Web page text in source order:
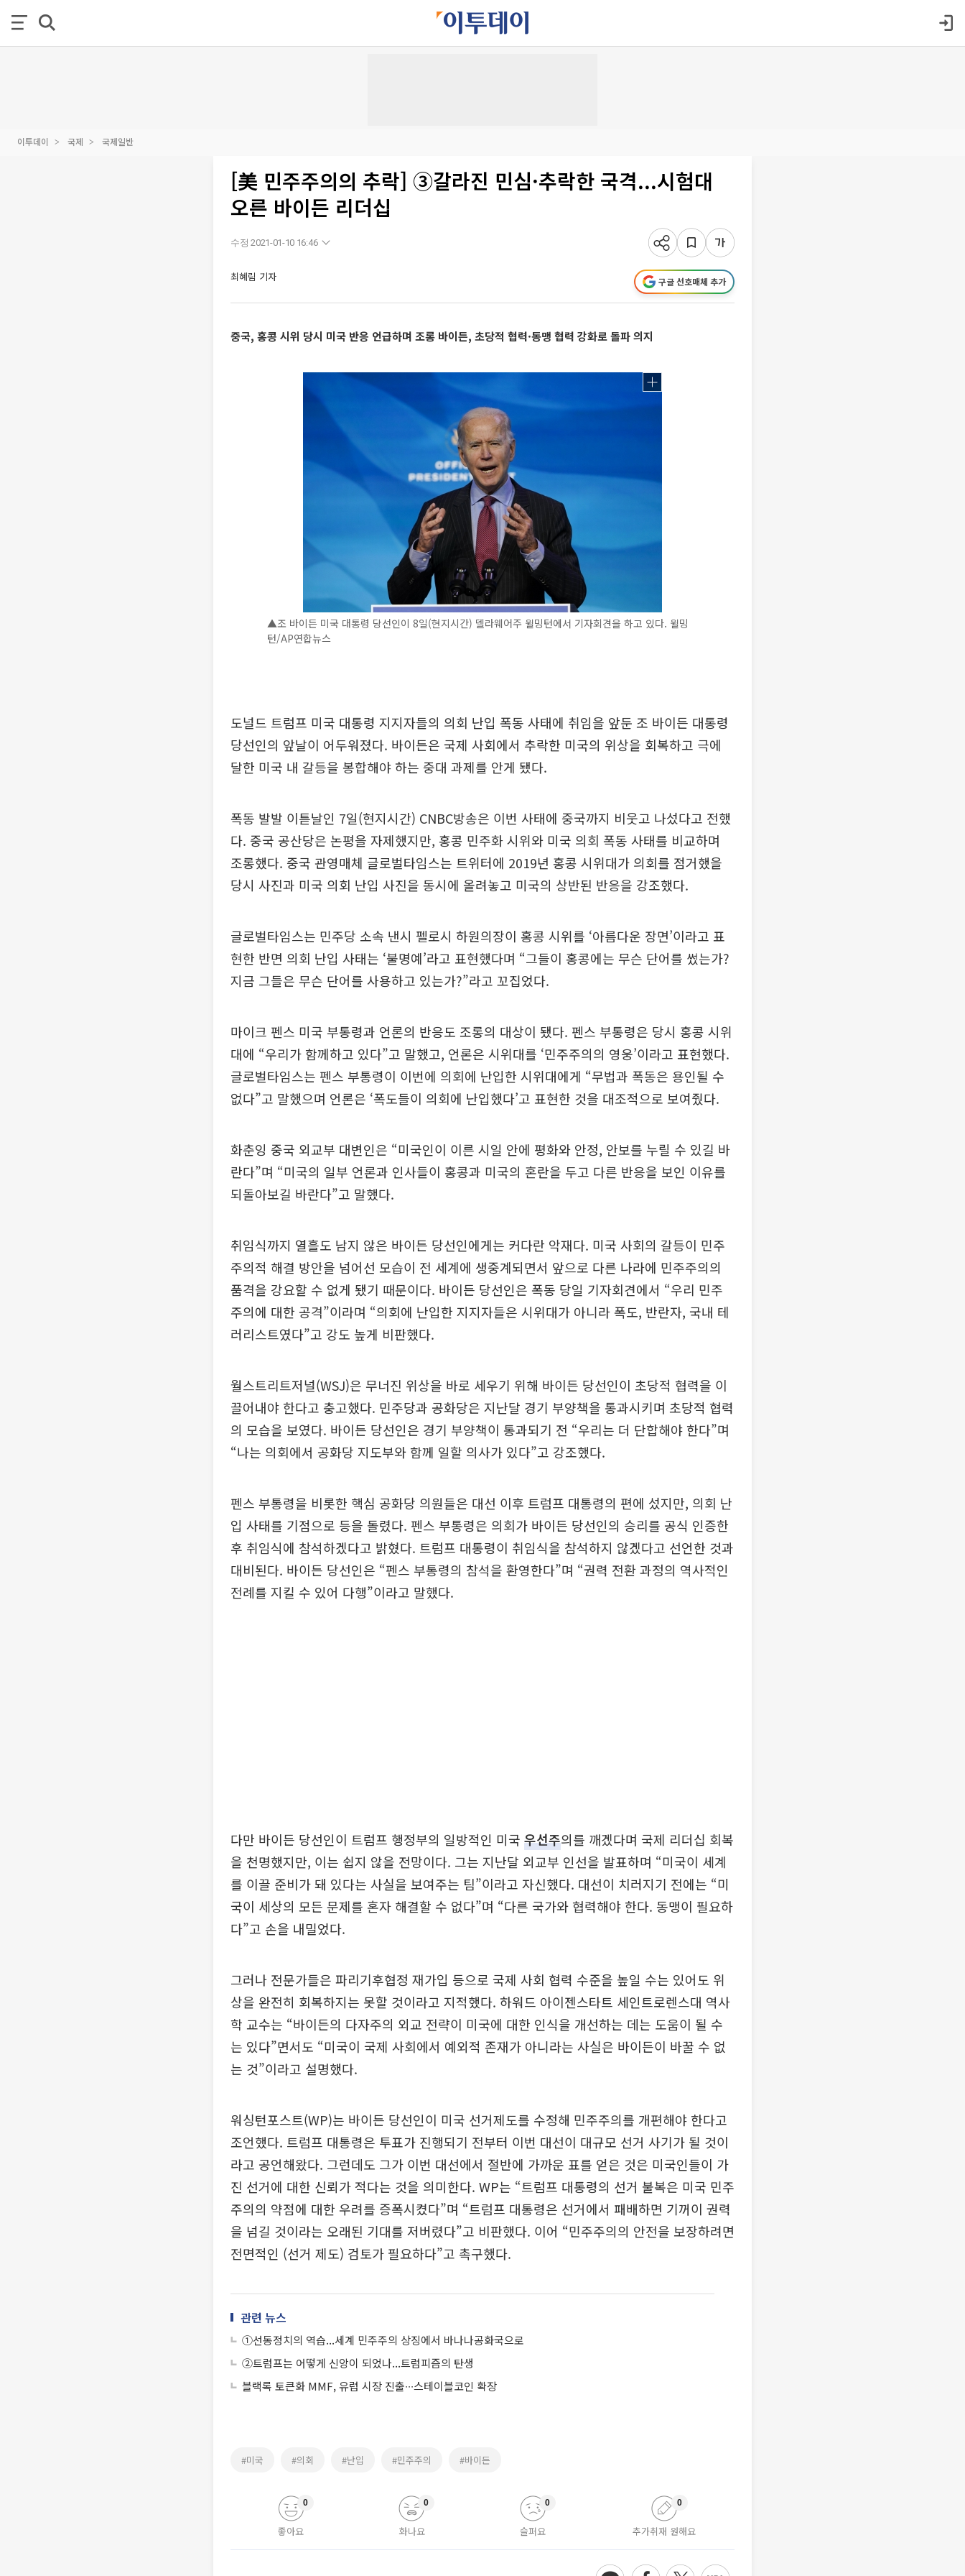
이투데이 국제 국제일반
[美 민주주의의 추락] ③갈라진 민심·추락한 국격...시험대
오른 바이든 리더십
수정 2021-01-10 16:46
최혜림 기자 구글 선호매체 추가
중국, 홍콩 시위 당시 미국 반응 언급하며 조롱 바이든, 초당적 협력·동맹 협력 강화로 돌파 의지
▲조 바이든 미국 대통령 당선인이 8일(현지시간) 델라웨어주 윌밍턴에서 기자회견을 하고 있다. 윌밍
턴/AP연합뉴스
도널드 트럼프 미국 대통령 지지자들의 의회 난입 폭동 사태에 취임을 앞둔 조 바이든 대통령
당선인의 앞날이 어두워졌다. 바이든은 국제 사회에서 추락한 미국의 위상을 회복하고 극에
달한 미국 내 갈등을 봉합해야 하는 중대 과제를 안게 됐다.
폭동 발발 이튿날인 7일(현지시간) CNBC방송은 이번 사태에 중국까지 비웃고 나섰다고 전했
다. 중국 공산당은 논평을 자제했지만, 홍콩 민주화 시위와 미국 의회 폭동 사태를 비교하며
조롱했다. 중국 관영매체 글로벌타임스는 트위터에 2019년 홍콩 시위대가 의회를 점거했을
당시 사진과 미국 의회 난입 사진을 동시에 올려놓고 미국의 상반된 반응을 강조했다.
글로벌타임스는 민주당 소속 낸시 펠로시 하원의장이 홍콩 시위를 ‘아름다운 장면’이라고 표
현한 반면 의회 난입 사태는 ‘불명예’라고 표현했다며 “그들이 홍콩에는 무슨 단어를 썼는가?
지금 그들은 무슨 단어를 사용하고 있는가?”라고 꼬집었다.
마이크 펜스 미국 부통령과 언론의 반응도 조롱의 대상이 됐다. 펜스 부통령은 당시 홍콩 시위
대에 “우리가 함께하고 있다”고 말했고, 언론은 시위대를 ‘민주주의의 영웅’이라고 표현했다.
글로벌타임스는 펜스 부통령이 이번에 의회에 난입한 시위대에게 “무법과 폭동은 용인될 수
없다”고 말했으며 언론은 ‘폭도들이 의회에 난입했다’고 표현한 것을 대조적으로 보여줬다.
화춘잉 중국 외교부 대변인은 “미국인이 이른 시일 안에 평화와 안정, 안보를 누릴 수 있길 바
란다”며 “미국의 일부 언론과 인사들이 홍콩과 미국의 혼란을 두고 다른 반응을 보인 이유를
되돌아보길 바란다”고 말했다.
취임식까지 열흘도 남지 않은 바이든 당선인에게는 커다란 악재다. 미국 사회의 갈등이 민주
주의적 해결 방안을 넘어선 모습이 전 세계에 생중계되면서 앞으로 다른 나라에 민주주의의
품격을 강요할 수 없게 됐기 때문이다. 바이든 당선인은 폭동 당일 기자회견에서 “우리 민주
주의에 대한 공격”이라며 “의회에 난입한 지지자들은 시위대가 아니라 폭도, 반란자, 국내 테
러리스트였다”고 강도 높게 비판했다.
월스트리트저널(WSJ)은 무너진 위상을 바로 세우기 위해 바이든 당선인이 초당적 협력을 이
끌어내야 한다고 충고했다. 민주당과 공화당은 지난달 경기 부양책을 통과시키며 초당적 협력
의 모습을 보였다. 바이든 당선인은 경기 부양책이 통과되기 전 “우리는 더 단합해야 한다”며
“나는 의회에서 공화당 지도부와 함께 일할 의사가 있다”고 강조했다.
펜스 부통령을 비롯한 핵심 공화당 의원들은 대선 이후 트럼프 대통령의 편에 섰지만, 의회 난
입 사태를 기점으로 등을 돌렸다. 펜스 부통령은 의회가 바이든 당선인의 승리를 공식 인증한
후 취임식에 참석하겠다고 밝혔다. 트럼프 대통령이 취임식을 참석하지 않겠다고 선언한 것과
대비된다. 바이든 당선인은 “펜스 부통령의 참석을 환영한다”며 “권력 전환 과정의 역사적인
전례를 지킬 수 있어 다행”이라고 말했다.
다만 바이든 당선인이 트럼프 행정부의 일방적인 미국 우선주의를 깨겠다며 국제 리더십 회복
을 천명했지만, 이는 쉽지 않을 전망이다. 그는 지난달 외교부 인선을 발표하며 “미국이 세계
를 이끌 준비가 돼 있다는 사실을 보여주는 팀”이라고 자신했다. 대선이 치러지기 전에는 “미
국이 세상의 모든 문제를 혼자 해결할 수 없다”며 “다른 국가와 협력해야 한다. 동맹이 필요하
다”고 손을 내밀었다.
그러나 전문가들은 파리기후협정 재가입 등으로 국제 사회 협력 수준을 높일 수는 있어도 위
상을 완전히 회복하지는 못할 것이라고 지적했다. 하워드 아이젠스타트 세인트로렌스대 역사
학 교수는 “바이든의 다자주의 외교 전략이 미국에 대한 인식을 개선하는 데는 도움이 될 수
는 있다”면서도 “미국이 국제 사회에서 예외적 존재가 아니라는 사실은 바이든이 바꿀 수 없
는 것”이라고 설명했다.
워싱턴포스트(WP)는 바이든 당선인이 미국 선거제도를 수정해 민주주의를 개편해야 한다고
조언했다. 트럼프 대통령은 투표가 진행되기 전부터 이번 대선이 대규모 선거 사기가 될 것이
라고 공언해왔다. 그런데도 그가 이번 대선에서 절반에 가까운 표를 얻은 것은 미국인들이 가
진 선거에 대한 신뢰가 적다는 것을 의미한다. WP는 “트럼프 대통령의 선거 불복은 미국 민주
주의의 약점에 대한 우려를 증폭시켰다”며 “트럼프 대통령은 선거에서 패배하면 기꺼이 권력
을 넘길 것이라는 오래된 기대를 저버렸다”고 비판했다. 이어 “민주주의의 안전을 보장하려면
전면적인 (선거 제도) 검토가 필요하다”고 촉구했다.
관련 뉴스
①선동정치의 역습...세계 민주주의 상징에서 바나나공화국으로
②트럼프는 어떻게 신앙이 되었나...트럼피즘의 탄생
블랙록 토큰화 MMF, 유럽 시장 진출∙∙∙스테이블코인 확장
#미국 #의회 #난입 #민주주의 #바이든
좋아요
0
화나요
0
슬퍼요
0
추가취재 원해요
0